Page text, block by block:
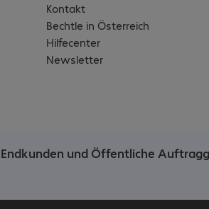
Kontakt
Bechtle in Österreich
Hilfecenter
Newsletter
und Öffentliche